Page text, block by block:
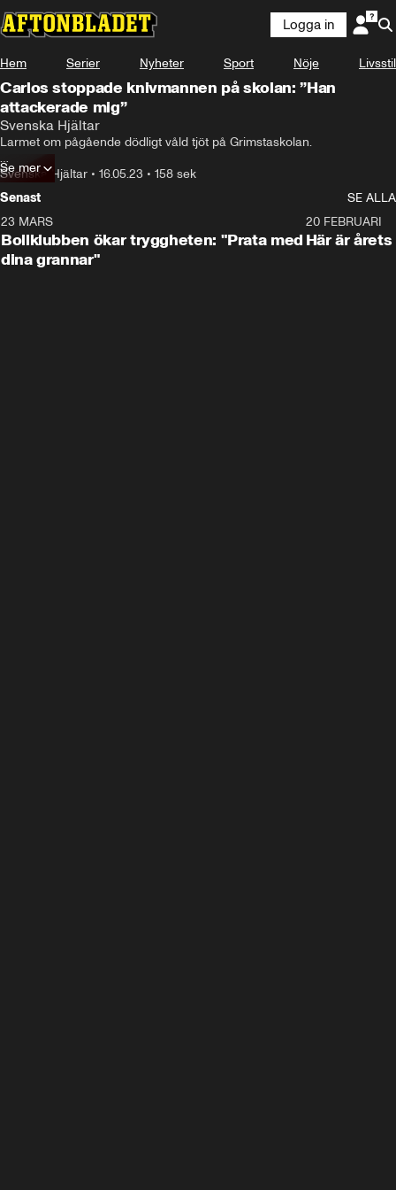
...attackerade han mig med kniven.
Logga in
Hem Serier Nyheter Sport Nöje Livsstil
Carlos stoppade knivmannen på skolan: ”Han
attackerade mig”
Svenska Hjältar
Larmet om pågående dödligt våld tjöt på Grimstaskolan.
Medan övrig personal påbörjade inlåsning av elever letade
vaktmästaren Carlos Hernandez Rubio upp gärningsmannen.
Svenska Hjältar • 16.05.23 • 158 sek
Se mer
Senast
SE ALLA
23 MARS
Bollklubben ökar tryggheten: "Prata med
dina grannar"
20 FEBRUARI
Här är